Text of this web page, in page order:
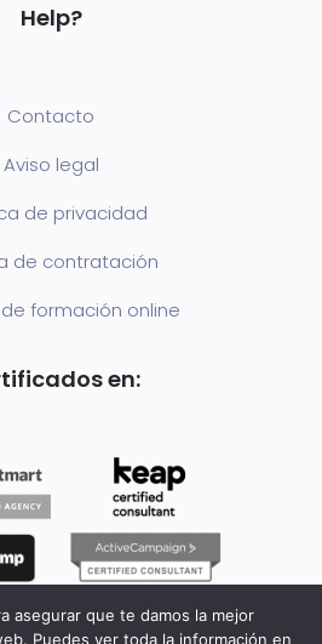
Help?
Contacto
Aviso legal
de privacidad
de contratación
formación online
en:
asegurar que te damos la mejor
Puedes ver toda la información en